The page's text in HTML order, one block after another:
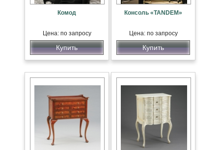
Комод
Цена: по запросу
Купить
Консоль «TANDEM»
Цена: по запросу
Купить